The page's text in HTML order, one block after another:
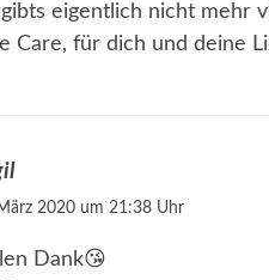
gibts eigentlich nicht mehr
Care, für dich und deine
2020 um 21:38 Uhr
Dank😘